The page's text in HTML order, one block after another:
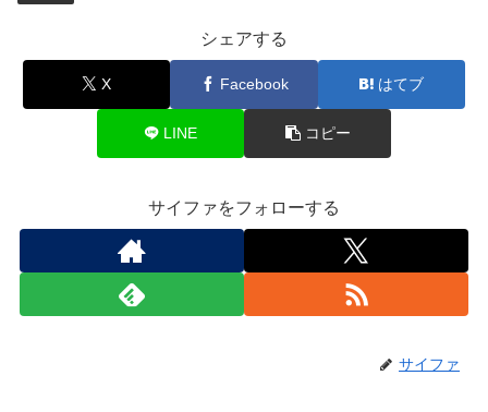
シェアする
X Facebook はてブ
LINE コピー
サイファをフォローする
サイファ